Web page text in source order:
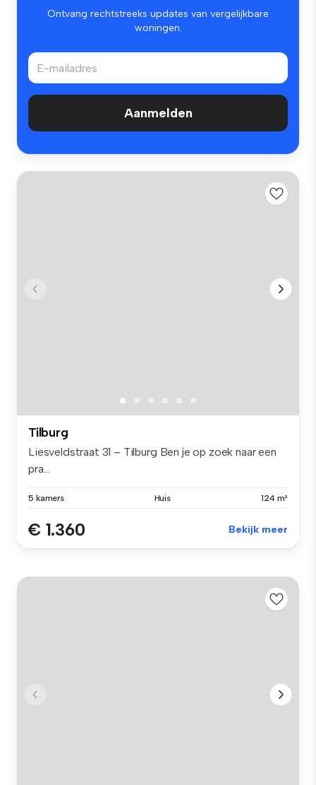
Ontvang rechtstreeks updates van vergelijkbare
woningen.
Aanmelden
Tilburg
Liesveldstraat 31 – Tilburg Ben je op zoek naar een
pra...
5 kamers Huis 124 m²
€ 1.360 Bekijk meer